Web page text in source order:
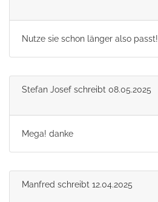
Nutze sie schon länger also passt!
Stefan Josef schreibt 08.05.2025
Mega! danke
Manfred schreibt 12.04.2025